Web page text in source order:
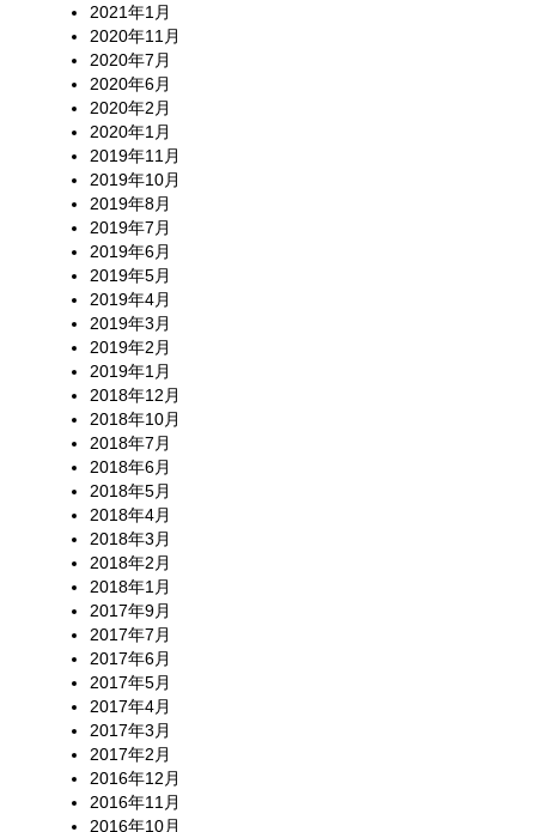
2021年1月
2020年11月
2020年7月
2020年6月
2020年2月
2020年1月
2019年11月
2019年10月
2019年8月
2019年7月
2019年6月
2019年5月
2019年4月
2019年3月
2019年2月
2019年1月
2018年12月
2018年10月
2018年7月
2018年6月
2018年5月
2018年4月
2018年3月
2018年2月
2018年1月
2017年9月
2017年7月
2017年6月
2017年5月
2017年4月
2017年3月
2017年2月
2016年12月
2016年11月
2016年10月